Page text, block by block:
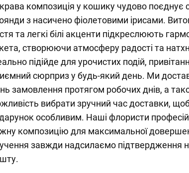
композиція у кошику чудово поєднує
з насичено фіолетовими ірисами.
та легкі білі акценти підкреслюють
створюючи атмосферу радості та
підійде для урочистих подій,
сюрприз у будь-який день. Ми
замовлення протягом робочих днів, а
вибрати зручний час доставки,
особливим. Наші флористи
композицію для максимальної
завжди надсилаємо підтвердження